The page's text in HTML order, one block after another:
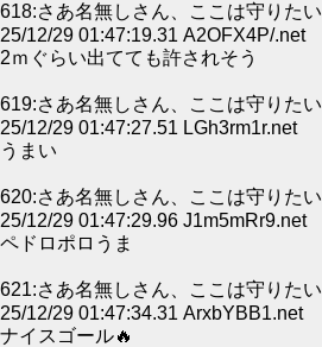
618:さあ名無しさん、ここは守りたい
25/12/29 01:47:19.31 A2OFX4P/.net
2ｍぐらい出てても許されそう
619:さあ名無しさん、ここは守りたい
25/12/29 01:47:27.51 LGh3rm1r.net
うまい
620:さあ名無しさん、ここは守りたい
25/12/29 01:47:29.96 J1m5mRr9.net
ペドロポロうま
621:さあ名無しさん、ここは守りたい
25/12/29 01:47:34.31 ArxbYBB1.net
ナイスゴール🔥